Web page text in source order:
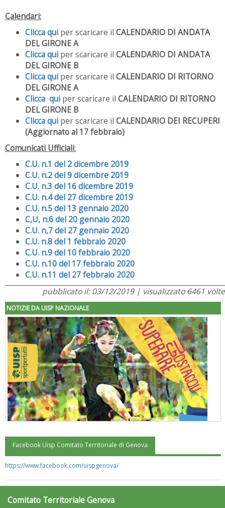
Calendari:
Clicca qui per scaricare il CALENDARIO DI ANDATA
DEL GIRONE A
Clicca qui per scaricare il CALENDARIO DI ANDATA
DEL GIRONE B
Clicca qui per scaricare il CALENDARIO DI RITORNO
DEL GIRONE A
Clicca qui per scaricare il CALENDARIO DI RITORNO
DEL GIRONE B
Clicca qui per scaricare il CALENDARIO DEI RECUPERI
(Aggiornato al 17 febbraio)
Comunicati Ufficiali:
C.U. n.1 del 2 dicembre 2019
C.U. n.2 del 9 dicembre 2019
C.U. n.3 del 16 dicembre 2019
C.U. n.4 del 27 dicembre 2019
C.U. n.5 del 13 gennaio 2020
C,U, n.6 del 20 gennaio 2020
C.U. n,7 del 27 gennaio 2020
C.U. n.8 del 1 febbraio 2020
C.U. n.9 del 10 febbraio 2020
C.U. n.10 del 17 febbraio 2020
C.U. n.11 del 27 febbraio 2020
pubblicato il: 03/12/2019 | visualizzato 6461 volte
NOTIZIE DA UISP NAZIONALE
"Superare gli ostacoli": la relazione di Tiziano Pesce al CN Uisp
Facebook Uisp Comitato Territoriale di Genova
https://www.facebook.com/uispgenova/
Comitato Territoriale Genova